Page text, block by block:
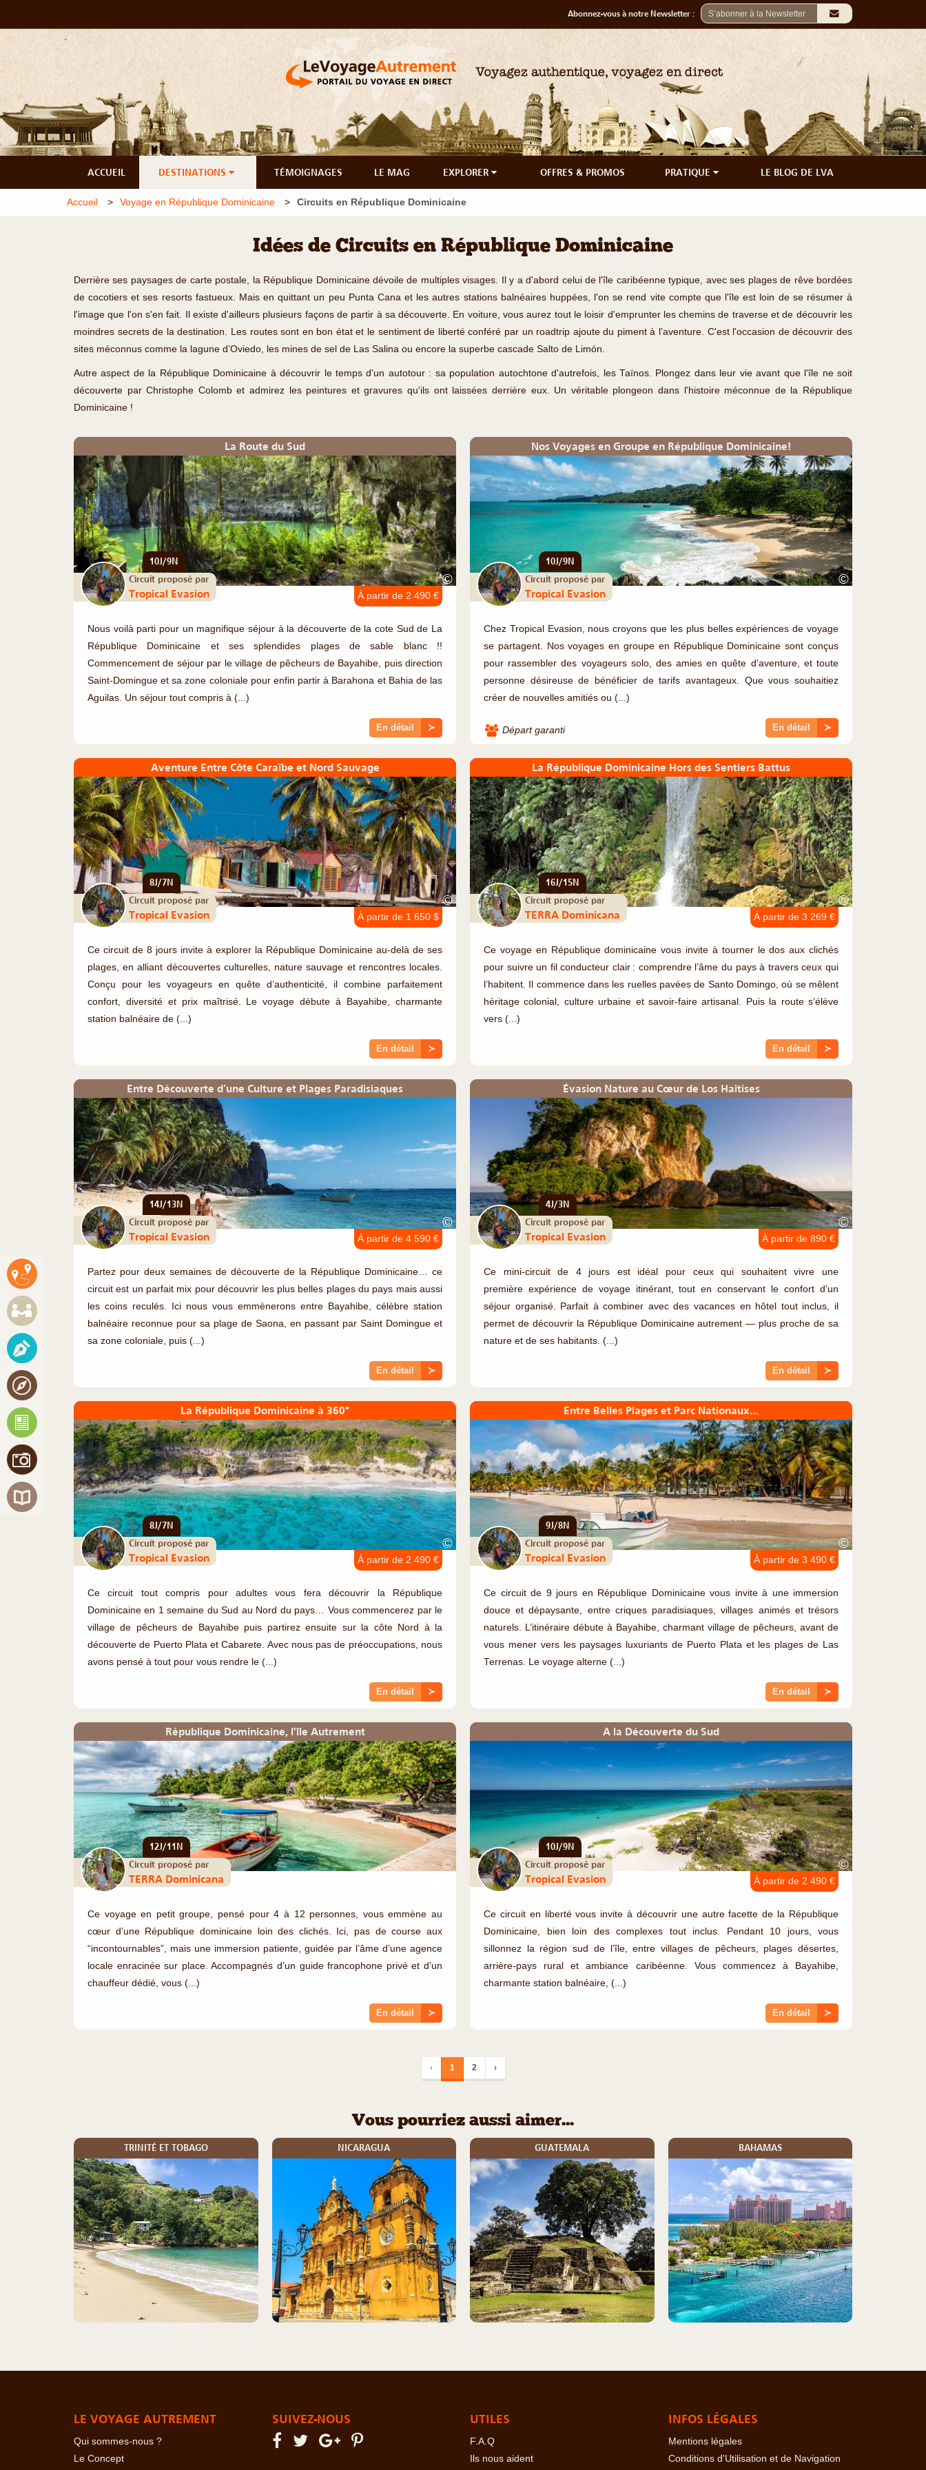
Abonnez-vous à notre Newsletter :
ACCUEIL DESTINATIONS TÉMOIGNAGES LE MAG EXPLORER OFFRES & PROMOS PRATIQUE LE BLOG DE LVA
Accueil Voyage en République Dominicaine Circuits en République Dominicaine
Idées de Circuits en République Dominicaine
Derrière ses paysages de carte postale, la République Dominicaine dévoile de multiples visages. Il y a d'abord celui de l'île caribéenne typique, avec ses plages de rêve bordées
de cocotiers et ses resorts fastueux. Mais en quittant un peu Punta Cana et les autres stations balnéaires huppées, l'on se rend vite compte que l'île est loin de se résumer à
l'image que l'on s'en fait. Il existe d'ailleurs plusieurs façons de partir à sa découverte. En voiture, vous aurez tout le loisir d'emprunter les chemins de traverse et de découvrir les
moindres secrets de la destination. Les routes sont en bon état et le sentiment de liberté conféré par un roadtrip ajoute du piment à l'aventure. C'est l'occasion de découvrir des
sites méconnus comme la lagune d’Oviedo, les mines de sel de Las Salina ou encore la superbe cascade Salto de Limón.
Autre aspect de la République Dominicaine à découvrir le temps d'un autotour : sa population autochtone d'autrefois, les Taïnos. Plongez dans leur vie avant que l'île ne soit
découverte par Christophe Colomb et admirez les peintures et gravures qu'ils ont laissées derrière eux. Un véritable plongeon dans l'histoire méconnue de la République
Dominicaine !
La Route du Sud
©
10J/9N
Circuit proposé par
Tropical Evasion À partir de 2 490 €
Nous voilà parti pour un magnifique séjour à la découverte de la cote Sud de La
République Dominicaine et ses splendides plages de sable blanc !!
Commencement de séjour par le village de pêcheurs de Bayahibe, puis direction
Saint-Domingue et sa zone coloniale pour enfin partir à Barahona et Bahia de las
Aguilas. Un séjour tout compris à (...)
En détail ≻
Nos Voyages en Groupe en République Dominicaine!
©
10J/9N
Circuit proposé par
Tropical Evasion
Chez Tropical Evasion, nous croyons que les plus belles expériences de voyage
se partagent. Nos voyages en groupe en République Dominicaine sont conçus
pour rassembler des voyageurs solo, des amies en quête d’aventure, et toute
personne désireuse de bénéficier de tarifs avantageux. Que vous souhaitiez
créer de nouvelles amitiés ou (...)
Départ garanti En détail ≻
Aventure Entre Côte Caraïbe et Nord Sauvage
©
8J/7N
Circuit proposé par
Tropical Evasion À partir de 1 650 $
Ce circuit de 8 jours invite à explorer la République Dominicaine au-delà de ses
plages, en alliant découvertes culturelles, nature sauvage et rencontres locales.
Conçu pour les voyageurs en quête d’authenticité, il combine parfaitement
confort, diversité et prix maîtrisé. Le voyage débute à Bayahibe, charmante
station balnéaire de (...)
En détail ≻
La République Dominicaine Hors des Sentiers Battus
©
16J/15N
Circuit proposé par
TERRA Dominicana À partir de 3 269 €
Ce voyage en République dominicaine vous invite à tourner le dos aux clichés
pour suivre un fil conducteur clair : comprendre l’âme du pays à travers ceux qui
l’habitent. Il commence dans les ruelles pavées de Santo Domingo, où se mêlent
héritage colonial, culture urbaine et savoir-faire artisanal. Puis la route s’élève
vers (...)
En détail ≻
Entre Découverte d’une Culture et Plages Paradisiaques
©
14J/13N
Circuit proposé par
Tropical Evasion À partir de 4 590 €
Partez pour deux semaines de découverte de la République Dominicaine… ce
circuit est un parfait mix pour découvrir les plus belles plages du pays mais aussi
les coins reculés. Ici nous vous emmènerons entre Bayahibe, célèbre station
balnéaire reconnue pour sa plage de Saona, en passant par Saint Domingue et
sa zone coloniale, puis (...)
En détail ≻
Évasion Nature au Cœur de Los Haitises
©
4J/3N
Circuit proposé par
Tropical Evasion À partir de 890 €
Ce mini-circuit de 4 jours est idéal pour ceux qui souhaitent vivre une
première expérience de voyage itinérant, tout en conservant le confort d’un
séjour organisé. Parfait à combiner avec des vacances en hôtel tout inclus, il
permet de découvrir la République Dominicaine autrement — plus proche de sa
nature et de ses habitants. (...)
En détail ≻
La République Dominicaine à 360°
©
8J/7N
Circuit proposé par
Tropical Evasion À partir de 2 490 €
Ce circuit tout compris pour adultes vous fera découvrir la République
Dominicaine en 1 semaine du Sud au Nord du pays… Vous commencerez par le
village de pêcheurs de Bayahibe puis partirez ensuite sur la côte Nord à la
découverte de Puerto Plata et Cabarete. Avec nous pas de préoccupations, nous
avons pensé à tout pour vous rendre le (...)
En détail ≻
Entre Belles Plages et Parc Nationaux…
©
9J/8N
Circuit proposé par
Tropical Evasion À partir de 3 490 €
Ce circuit de 9 jours en République Dominicaine vous invite à une immersion
douce et dépaysante, entre criques paradisiaques, villages animés et trésors
naturels. L’itinéraire débute à Bayahibe, charmant village de pêcheurs, avant de
vous mener vers les paysages luxuriants de Puerto Plata et les plages de Las
Terrenas. Le voyage alterne (...)
En détail ≻
République Dominicaine, l'île Autrement
©
12J/11N
Circuit proposé par
TERRA Dominicana
Ce voyage en petit groupe, pensé pour 4 à 12 personnes, vous emmène au
cœur d’une République dominicaine loin des clichés. Ici, pas de course aux
“incontournables”, mais une immersion patiente, guidée par l’âme d’une agence
locale enracinée sur place. Accompagnés d’un guide francophone privé et d’un
chauffeur dédié, vous (...)
En détail ≻
A la Découverte du Sud
©
10J/9N
Circuit proposé par
Tropical Evasion À partir de 2 490 €
Ce circuit en liberté vous invite à découvrir une autre facette de la République
Dominicaine, bien loin des complexes tout inclus. Pendant 10 jours, vous
sillonnez la région sud de l’île, entre villages de pêcheurs, plages désertes,
arrière-pays rural et ambiance caribéenne. Vous commencez à Bayahibe,
charmante station balnéaire, (...)
En détail ≻
‹ 1 2 ›
Vous pourriez aussi aimer...
TRINITÉ ET TOBAGO NICARAGUA GUATEMALA BAHAMAS
LE VOYAGE AUTREMENT
Qui sommes-nous ?
Le Concept
SUIVEZ-NOUS UTILES
F.A.Q
Ils nous aident
INFOS LÉGALES
Mentions légales
Conditions d'Utilisation et de Navigation